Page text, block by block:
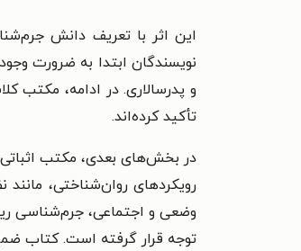
این اثر با تعریف دانش
نویسندگان ابتدا به ضرورت
و پدرسالاری. در ادامه، مکتب
تأکید کرده‌اند.
در بخش‌های بعدی، مکتب
رویکردهای روان‌شناختی،
وضعی و اجتماعی، جرم‌شناسی
توجه قرار گرفته است. کتاب